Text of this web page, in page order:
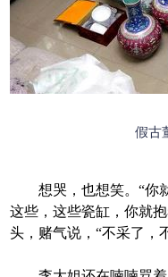
假古董堆了
想哭，也想笑。“你就
这些，这些瓷缸，你就
头，赌气说，“不采了，